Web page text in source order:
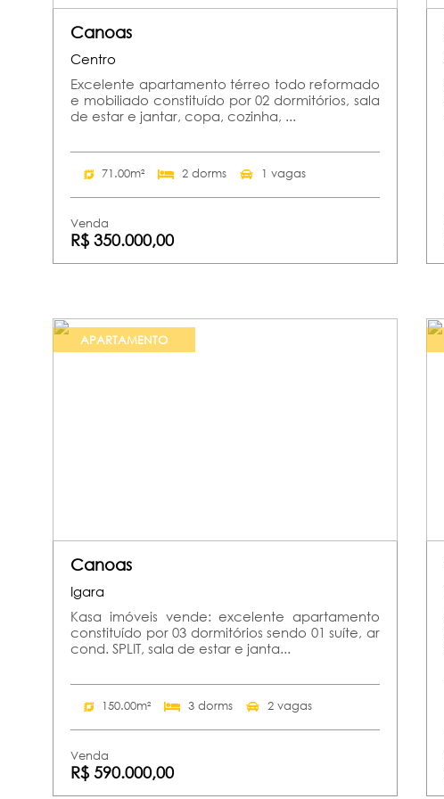
Canoas
Centro
Excelente apartamento térreo todo reformado
e mobiliado constituído por 02 dormitórios, sala
de estar e jantar, copa, cozinha, ...
71.00m² 2 dorms 1 vagas
Venda
R$ 350.000,00
APARTAMENTO
Canoas
Igara
Kasa imóveis vende: excelente apartamento
constituído por 03 dormitórios sendo 01 suíte, ar
cond. SPLIT, sala de estar e janta...
150.00m² 3 dorms 2 vagas
Venda
R$ 590.000,00